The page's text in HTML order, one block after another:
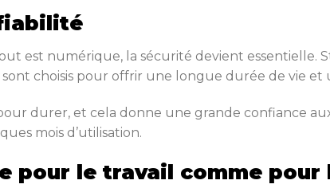
est numérique, la sécurité devient essentielle.
choisis pour offrir une longue durée de vie et
durer, et cela donne une grande confiance
mois d’utilisation.
pour le travail comme pour